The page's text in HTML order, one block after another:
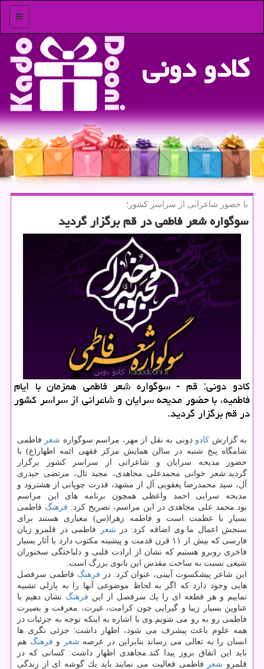
منو
كادو دونی
با حضور شاعرانی از سراسر كشور؛
سوگواره شعر فاطمی در قم برگزار گردید
كادو دونی: قم - سوگواره شعر فاطمی همزمان با ایام
فاطمیه، با حضور مدیحه سرایان و شاعرانی از سراسر كشور
در قم برگزار گردید.
به گزارش كادو دونی به نقل از مهر، مراسم سوگواره شعر فاطمی
شامگاه پنج شنبه در سالن همایش مركز فقهی ائمه اطهار(ع) با
حضور مدیحه سرایان و شاعرانی از سراسر كشور برگزار
گردید.شعر خوانی محمدعلی مجاهدی، مجید تال، مرتضی حیدری
آل، سید محمدرضا یعقوبی آل از مشهد، قدرت چوپانی از هشترود و
مدیحه سرایی احمد واعظی همچون برنامه های این مراسم
بود.محمد علی مجاهدی در این مراسم، تصریح كرد: فرهنگ فاطمی
بسیار با عظمت است و فاطمه زهرا(س) معیاری هستند برای
سنجش اعمال ما.وی اضافه كرد: در شعر
فاطمی در قلمرو زبان
فارسی كه بیش از ۱۱ قرن قدمت و پیشینه مكتوب دارد با آثار بسیار
فاخری روبرو هستیم كه نشان از ارادت قلبی و دلباختگی سخنوران
شیعی نسبت به ساحت مقدس این بانوی بزرگ است.
این شاعر پیشكسوت آیینی، عنوان كرد: در فرهنگ فاطمی سرفصل
هایی وجود دارد كه اگر به لحاظ موضوعی آنها را به پازلی تشبیه
نماییم و هر قطعه ای را یك سرفصل از این فرهنگ نشان دهیم با
عناوین بسیار زیبا و گیرایی چون كرامت، غیرت، معرفت و بصیرت
فاطمی رو به رو می شویم.وی با اشاره به اینكه توجه به جزئیات در
همه علوم باعث پیشرف می شود، اظهار داشت: جزئی نگری ها
انسان را به تعالی می رساند بنابراین در عرصه شعر و فرهنگ هم
باید این اتفاق بروز پیدا كند.مجاهدی اظهار داشت: كسانی كه در
قلمرو شعر
فاطمی فعالیت می نمایند باید یك گوشه ای از زندگی